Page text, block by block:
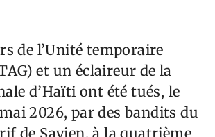
de l’Unité temporaire
et un éclaireur de la
d’Haïti ont été tués, le
2026, par des bandits du
de Savien, à la quatrième